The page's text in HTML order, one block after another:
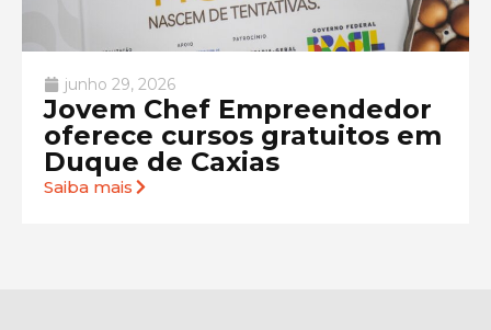
junho 29, 2026
Jovem Chef Empreendedor
oferece cursos gratuitos em
Duque de Caxias
Saiba mais